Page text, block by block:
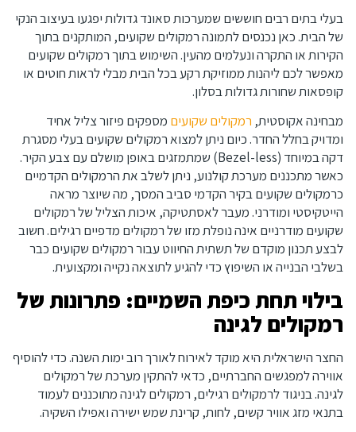
בעלי בתים רבים חוששים שמערכות סאונד גדולות יפגעו בעיצוב הנקי
של הבית. כאן נכנסים לתמונה רמקולים שקועים, המותקנים בתוך
הקירות או התקרה ונעלמים מהעין. השימוש בתוך רמקולים שקועים
מאפשר לכם ליהנות ממוזיקת רקע בכל הבית מבלי לראות חוטים או
קופסאות שחורות גדולות בסלון.
מבחינה אקוסטית, רמקולים שקועים מספקים פיזור צליל אחיד
ומדויק בחלל החדר. כיום ניתן למצוא רמקולים שקועים בעלי מסגרת
דקה במיוחד (Bezel-less) שמתמזגים באופן מושלם עם צבע הקיר.
כאשר מתכננים מערכת קולנוע, ניתן לשלב את הרמקולים הקדמיים
כרמקולים שקועים בקיר הקדמי סביב המסך, מה שיוצר מראה
הייטקיסטי ומודרני. מעבר לאסתטיקה, איכות הצליל של רמקולים
שקועים מודרניים אינה נופלת מזו של רמקולים מדפיים רגילים. חשוב
לבצע תכנון מוקדם של תשתית החיווט עבור רמקולים שקועים כבר
בשלבי הבנייה או השיפוץ כדי להגיע לתוצאה נקייה ומקצועית.
בילוי תחת כיפת השמיים: פתרונות של
רמקולים לגינה
החצר הישראלית היא מוקד לאירוח לאורך רוב ימות השנה. כדי להוסיף
אווירה למפגשים החברתיים, כדאי להתקין מערכת של רמקולים
לגינה. בניגוד לרמקולים רגילים, רמקולים לגינה מתוכננים לעמוד
בתנאי מזג אוויר קשים, לחות, קרינת שמש ישירה ואפילו השקיה.